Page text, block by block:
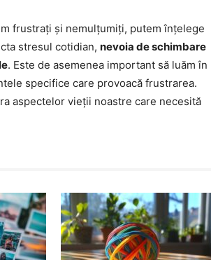
frustrați și nemulțumiți, putem înțelege
stresul cotidian, nevoia de schimbare
. Este de asemenea important să luăm în
specifice care provoacă frustrarea.
aspectelor vieții noastre care necesită